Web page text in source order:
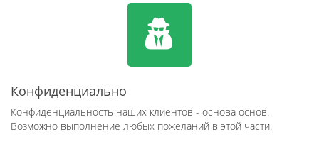
Конфиденциально
Конфиденциальность наших клиентов - основа основ.
Возможно выполнение любых пожеланий в этой части.